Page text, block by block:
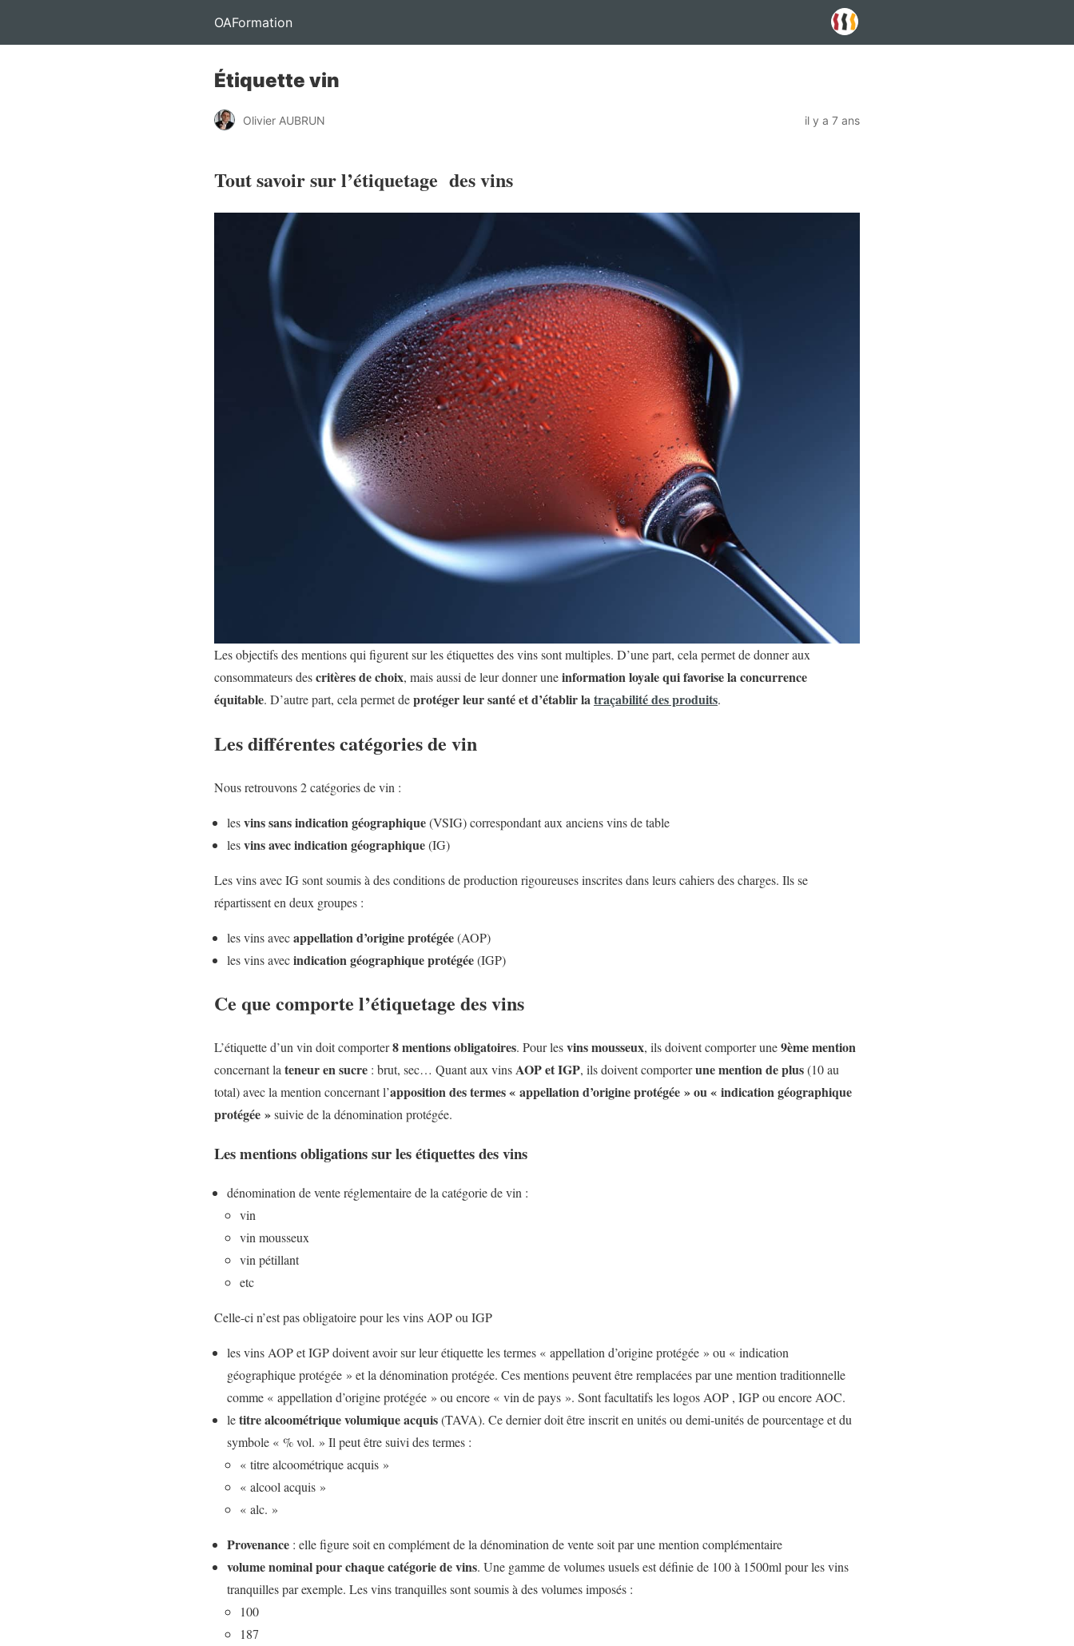
OAFormation
Étiquette vin
Olivier AUBRUN il y a 7 ans
Tout savoir sur l’étiquetage des vins
Les objectifs des mentions qui figurent sur les étiquettes des vins sont multiples. D’une part, cela permet de donner aux
consommateurs descritères de choix, mais aussi de leur donner uneinformation loyale qui favorise la concurrence
équitable. D’autre part, cela permet deprotéger leur santé et d’établir latraçabilité des produits.
Les différentes catégories de vin
Nous retrouvons 2 catégories de vin :
lesvins sans indication géographique(VSIG) correspondant aux anciens vins de table
lesvins avec indication géographique(IG)
Les vins avec IG sont soumis à des conditions de production rigoureuses inscrites dans leurs cahiers des charges. Ils se
répartissent en deux groupes :
les vins avecappellation d’origine protégée(AOP)
les vins avecindication géographique protégée(IGP)
Ce que comporte l’étiquetage des vins
L’étiquette d’un vin doit comporter8 mentions obligatoires. Pour lesvins mousseux, ils doivent comporter une9ème mention
concernant lateneur en sucre : brut, sec… Quant aux vinsAOP et IGP, ils doivent comporterune mention de plus(10 au
total) avec la mention concernant l’apposition des termes « appellation d’origine protégée » ou « indication géographique
protégée »suivie de la dénomination protégée.
Les mentions obligations sur les étiquettes des vins
dénomination de vente réglementaire de la catégorie de vin :
vin
vin mousseux
vin pétillant
etc
Celle-ci n’est pas obligatoire pour les vins AOP ou IGP
les vins AOP et IGP doivent avoir sur leur étiquette les termes « appellation d’origine protégée » ou « indication
géographique protégée » et la dénomination protégée. Ces mentions peuvent être remplacées par une mention traditionnelle
comme « appellation d’origine protégée » ou encore « vin de pays ». Sont facultatifs les logos AOP , IGP ou encore AOC.
letitre alcoométrique volumique acquis(TAVA). Ce dernier doit être inscrit en unités ou demi-unités de pourcentage et du
symbole « % vol. » Il peut être suivi des termes :
« titre alcoométrique acquis »
« alcool acquis »
« alc. »
Provenance : elle figure soit en complément de la dénomination de vente soit par une mention complémentaire
volume nominal pour chaque catégorie de vins. Une gamme de volumes usuels est définie de 100 à 1500ml pour les vins
tranquilles par exemple. Les vins tranquilles sont soumis à des volumes imposés :
100
187